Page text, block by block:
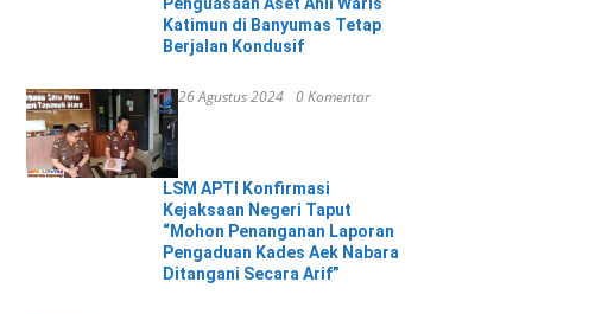
Katimun di Banyumas Tetap
Berjalan Kondusif
26 Agustus 2024 0 Komentar
LSM APTI Konfirmasi
Kejaksaan Negeri Taput
“Mohon Penanganan Laporan
Pengaduan Kades Aek Nabara
Ditangani Secara Arif”